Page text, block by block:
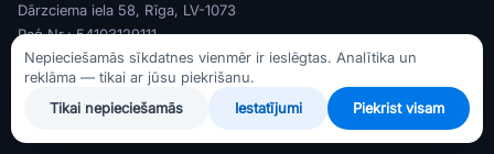
Dārzciema iela 58, Rīga, LV-1073
Reģ Nr.: 54103129111
PVN Nr.: LV54103129111
Banka: AS Swedbank
Nepieciešamās sīkdatnes vienmēr ir ieslēgtas. Analītika un
reklāma — tikai ar jūsu piekrišanu.
Tikai nepieciešamās
Iestatījumi Piekrist visam